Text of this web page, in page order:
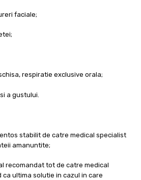
faciale;
respiratie exclusive orala;
gustului.
stabilit de catre medical specialist
amanuntite;
tot de catre medical
ca ultima solutie in cazul in care